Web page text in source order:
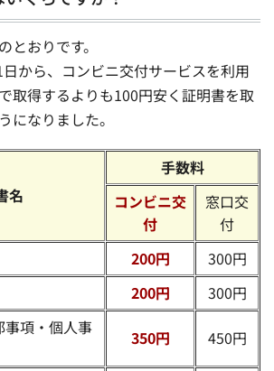
とおりです。
から、コンビニ交付サービスを利用
取得するよりも100円安く証明書を取
になりました。
名
手数料
コンビニ交
付
窓口交
付
200円
300円
200円
300円
事項・個人事
350円 450円